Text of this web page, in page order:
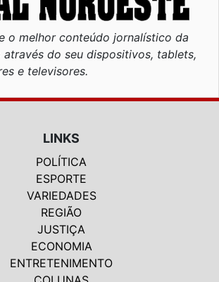
o melhor conteúdo jornalístico da
através do seu dispositivos, tablets,
e televisores.
LINKS
POLÍTICA
ESPORTE
VARIEDADES
REGIÃO
JUSTIÇA
ECONOMIA
ENTRETENIMENTO